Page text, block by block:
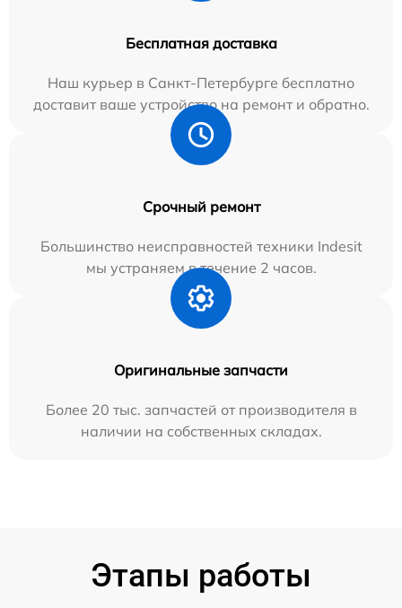
Бесплатная доставка
Наш курьер в Санкт-Петербурге бесплатно
доставит ваше устройство на ремонт и обратно.
Срочный ремонт
Большинство неисправностей техники Indesit
мы устраняем в течение 2 часов.
Оригинальные запчасти
Более 20 тыс. запчастей от производителя в
наличии на собственных складах.
Этапы работы